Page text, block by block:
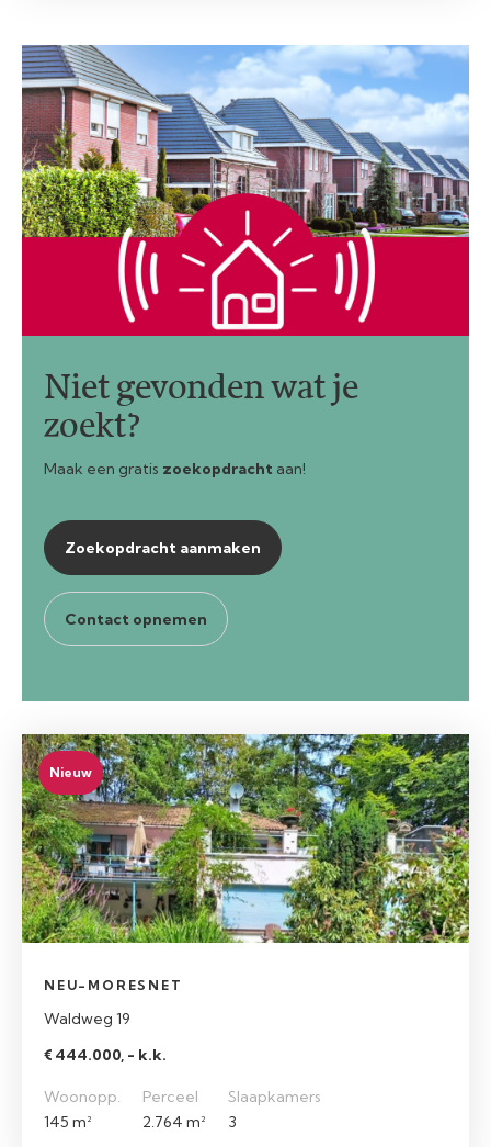
Niet gevonden wat je
zoekt?
Maak een gratis zoekopdracht aan!
Zoekopdracht aanmaken
Contact opnemen
Nieuw
NEU-MORESNET
Waldweg 19
€ 444.000, - k.k.
Woonopp.
145 m²
Perceel
2.764 m²
Slaapkamers
3